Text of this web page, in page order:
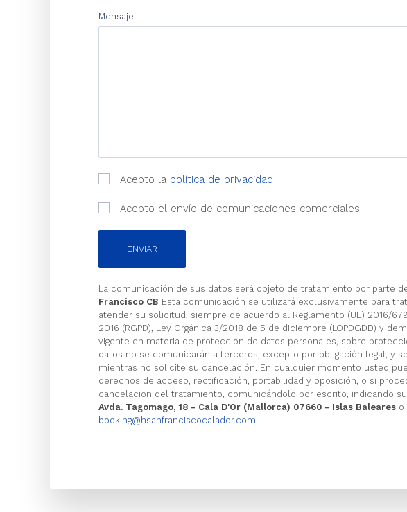
Mensaje
Acepto la política de privacidad
Acepto el envío de comunicaciones comerciales
ENVIAR
La comunicación de sus datos será objeto de tratamiento por parte
Francisco CB Esta comunicación se utilizará exclusivamente para
atender su solicitud, siempre de acuerdo al Reglamento (UE) 2016/
2016 (RGPD), Ley Orgánica 3/2018 de 5 de diciembre (LOPDGDD) y
vigente en materia de protección de datos personales, sobre
datos no se comunicarán a terceros, excepto por obligación legal, y
mientras no solicite su cancelación. En cualquier momento usted
derechos de acceso, rectificación, portabilidad y oposición, o si
cancelación del tratamiento, comunicándolo por escrito, indicando
Avda. Tagomago, 18 - Cala D'Or (Mallorca) 07660 - Islas Baleares o
booking@hsanfranciscocalador.com.